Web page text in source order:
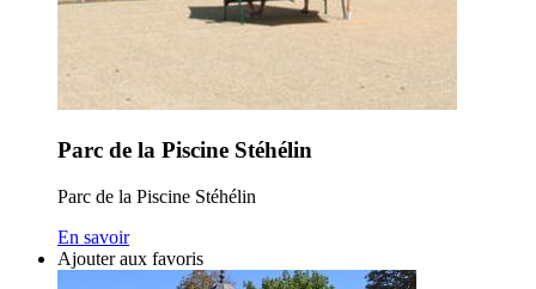
Parc de la Piscine Stéhélin
Parc de la Piscine Stéhélin
En savoir
Ajouter aux favoris